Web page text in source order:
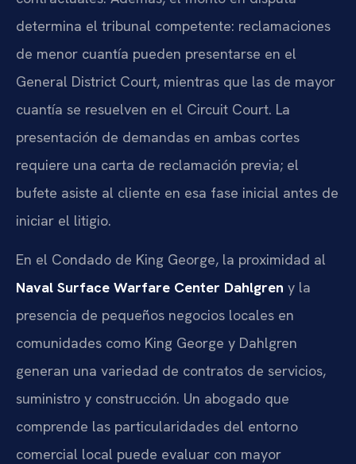
determina el tribunal competente: reclamaciones
de menor cuantía pueden presentarse en el
General District Court, mientras que las de mayor
cuantía se resuelven en el Circuit Court. La
presentación de demandas en ambas cortes
requiere una carta de reclamación previa; el
bufete asiste al cliente en esa fase inicial antes de
iniciar el litigio.
En el Condado de King George, la proximidad al
Naval Surface Warfare Center Dahlgren y la
presencia de pequeños negocios locales en
comunidades como King George y Dahlgren
generan una variedad de contratos de servicios,
suministro y construcción. Un abogado que
comprende las particularidades del entorno
comercial local puede evaluar con mayor